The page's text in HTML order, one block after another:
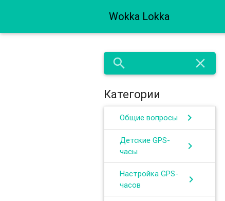
Wokka Lokka
search close
Категории
Общие вопросы chevron_right
Детские GPS-
часы
chevron_right
Настройка GPS-
часов
chevron_right